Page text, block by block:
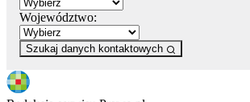
Województwo:
Szukaj danych kontaktowych